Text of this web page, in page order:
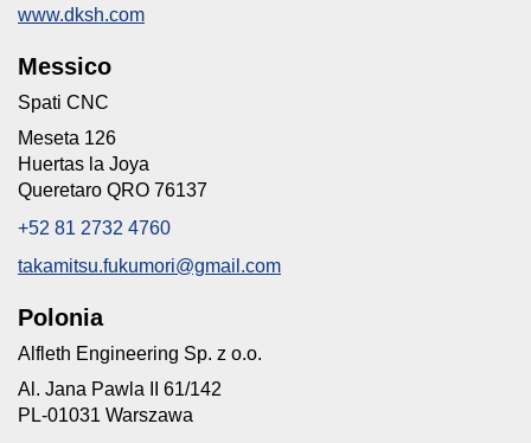
www.dksh.com
Messico
Spati CNC
Meseta 126
Huertas la Joya
Queretaro QRO 76137
+52 81 2732 4760
takamitsu.fukumori@gmail.com
Polonia
Alfleth Engineering Sp. z o.o.
Al. Jana Pawla II 61/142
PL-01031 Warszawa